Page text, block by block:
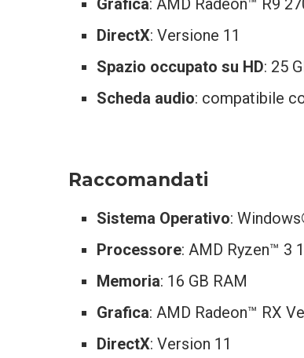
Grafica: AMD Radeon™ R9
DirectX: Versione 11
Spazio occupato su HD: 25
Scheda audio: compatibile
Raccomandati
Sistema Operativo:
Processore: AMD Ryzen™ 3
Memoria: 16 GB RAM
Grafica: AMD Radeon™ RX
DirectX: Version 11